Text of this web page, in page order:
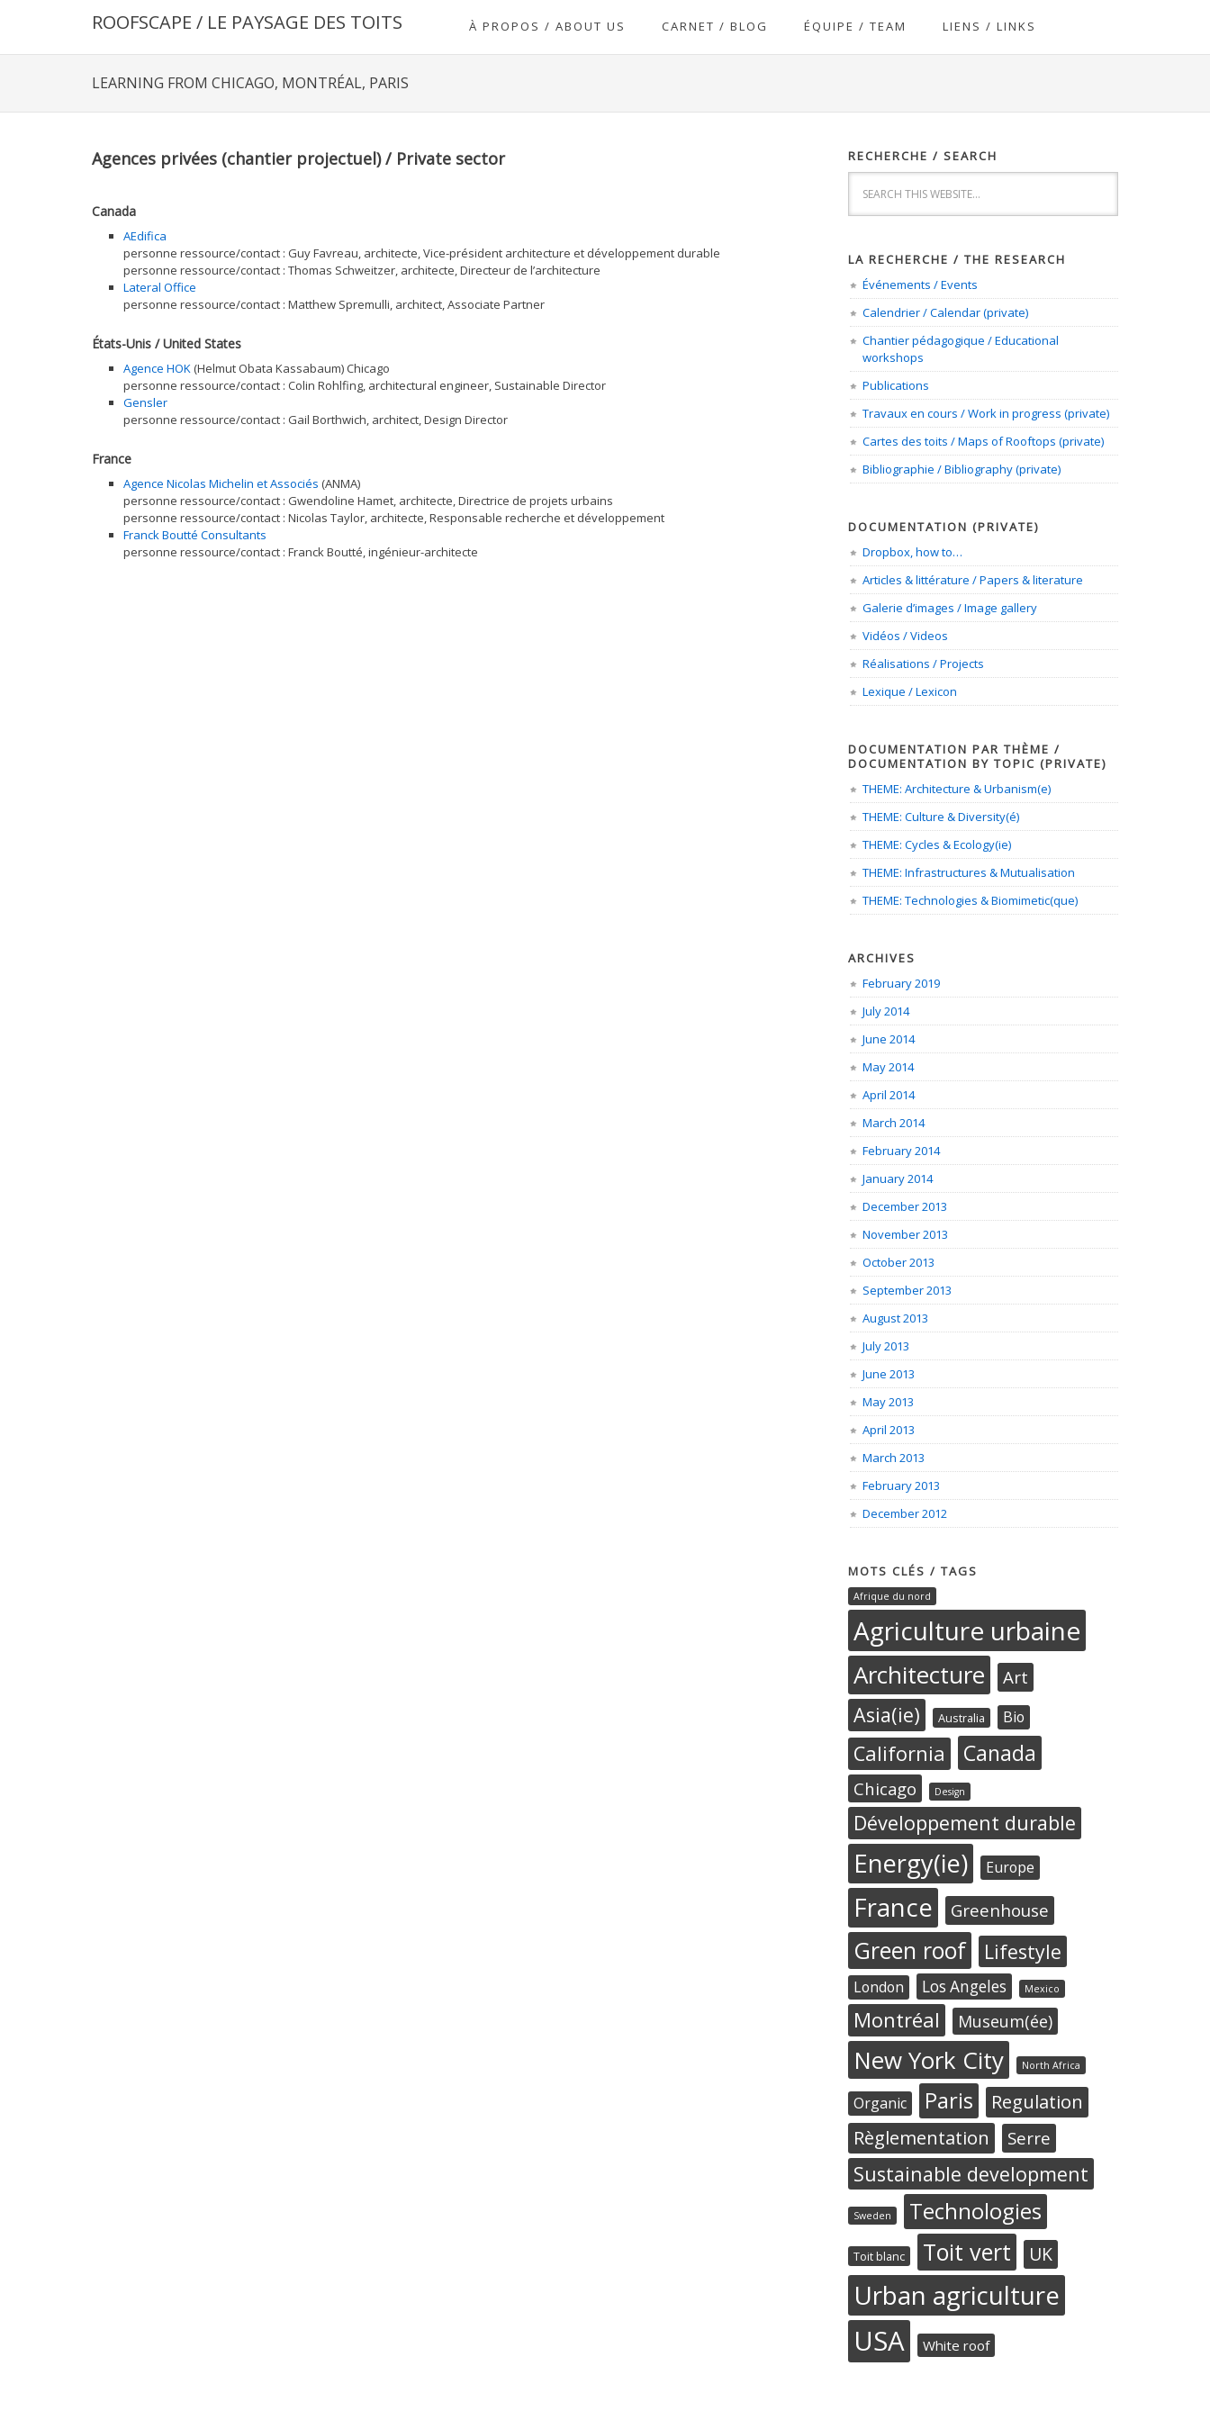
ROOFSCAPE / LE PAYSAGE DES TOITS À PROPOS / ABOUT US CARNET / BLOG ÉQUIPE / TEAM LIENS / LINKS
LEARNING FROM CHICAGO, MONTRÉAL, PARIS
Agences privées (chantier projectuel) / Private sector
Canada
AEdifica
personne ressource/contact : Guy Favreau, architecte, Vice-président architecture et développement durable
personne ressource/contact : Thomas Schweitzer, architecte, Directeur de l’architecture
Lateral Office
personne ressource/contact : Matthew Spremulli, architect, Associate Partner
États-Unis / United States
Agence HOK (Helmut Obata Kassabaum) Chicago
personne ressource/contact : Colin Rohlfing, architectural engineer, Sustainable Director
Gensler
personne ressource/contact : Gail Borthwich, architect, Design Director
France
Agence Nicolas Michelin et Associés (ANMA)
personne ressource/contact : Gwendoline Hamet, architecte, Directrice de projets urbains
personne ressource/contact : Nicolas Taylor, architecte, Responsable recherche et développement
Franck Boutté Consultants
personne ressource/contact : Franck Boutté, ingénieur-architecte
RECHERCHE / SEARCH
LA RECHERCHE / THE RESEARCH
Événements / Events
Calendrier / Calendar (private)
Chantier pédagogique / Educational
workshops
Publications
Travaux en cours / Work in progress (private)
Cartes des toits / Maps of Rooftops (private)
Bibliographie / Bibliography (private)
DOCUMENTATION (PRIVATE)
Dropbox, how to…
Articles & littérature / Papers & literature
Galerie d’images / Image gallery
Vidéos / Videos
Réalisations / Projects
Lexique / Lexicon
DOCUMENTATION PAR THÈME /
DOCUMENTATION BY TOPIC (PRIVATE)
THEME: Architecture & Urbanism(e)
THEME: Culture & Diversity(é)
THEME: Cycles & Ecology(ie)
THEME: Infrastructures & Mutualisation
THEME: Technologies & Biomimetic(que)
ARCHIVES
February 2019
July 2014
June 2014
May 2014
April 2014
March 2014
February 2014
January 2014
December 2013
November 2013
October 2013
September 2013
August 2013
July 2013
June 2013
May 2013
April 2013
March 2013
February 2013
December 2012
MOTS CLÉS / TAGS
Afrique du nord
Agriculture urbaine
Architecture Art
Asia(ie) Australia Bio
California Canada
Chicago Design
Développement durable
Energy(ie) Europe
France Greenhouse
Green roof Lifestyle
London Los Angeles Mexico
Montréal Museum(ée)
New York City North Africa
Organic Paris
Regulation
Règlementation
Serre
Sustainable development
Sweden Technologies
Toit blanc Toit vert UK
Urban agriculture
USA White roof